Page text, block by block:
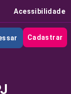
Acessibilidade
Cadastrar